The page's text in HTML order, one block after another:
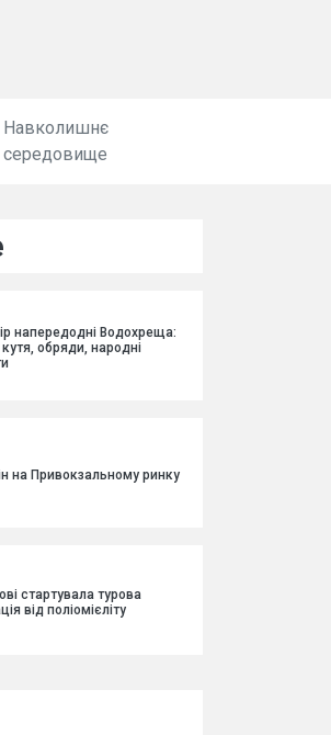
Навколишнє
середовище
напередодні Водохреща:
обряди, народні
на Привокзальному ринку
стартувала турова
від поліомієліту